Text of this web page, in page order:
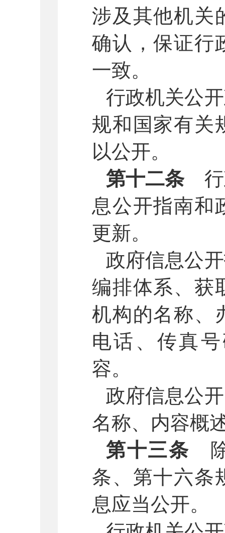
涉及其他机关
确认，保证行
一致。
行政机关公
规和国家有关
以公开。
第十二条行
息公开指南和
更新。
政府信息公
编排体系、获
机构的名称、
电话、传真
容。
政府信息公
名称、内容概
第十三条
条、第十六条
息应当公开。